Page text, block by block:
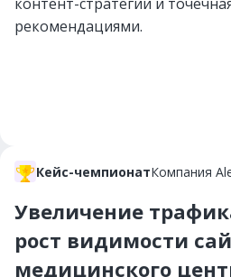
рекомендациями.
Кейс-чемпионатКомпания
Увеличение
рост видимости
медицинского